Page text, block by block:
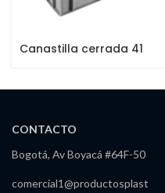
Canastilla cerrada 41
CONTACTO
Bogotá, Av Boyacá #64F-50
comercial1@productosplast